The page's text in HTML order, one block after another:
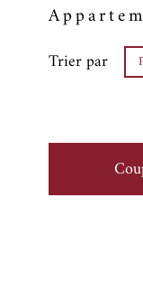
Trier par